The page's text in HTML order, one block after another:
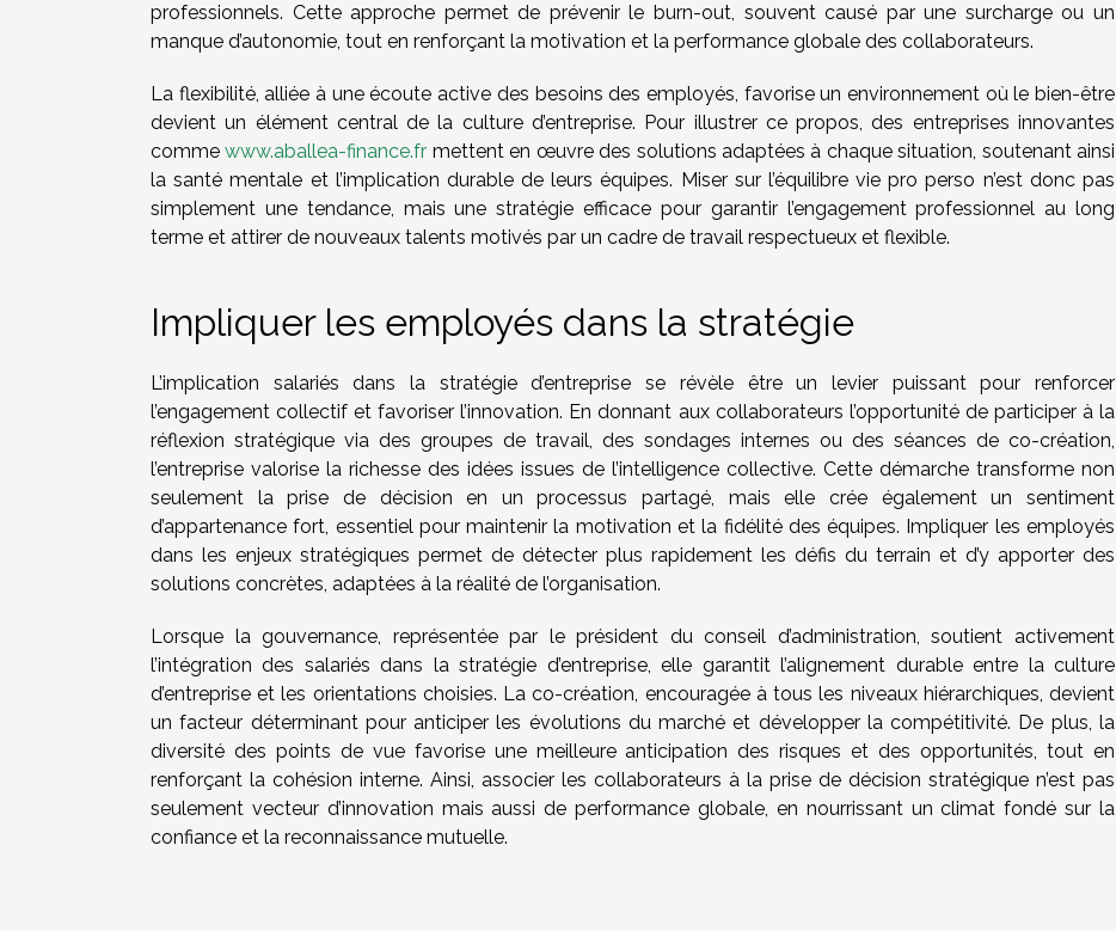
professionnels. Cette approche permet de prévenir le burn-out, souvent causé par une surcharge ou un
manque d’autonomie, tout en renforçant la motivation et la performance globale des collaborateurs.
La flexibilité, alliée à une écoute active des besoins des employés, favorise un environnement où le bien-être
devient un élément central de la culture d’entreprise. Pour illustrer ce propos, des entreprises innovantes
commewww.aballea-finance.fr mettent en œuvre des solutions adaptées à chaque situation, soutenant ainsi
la santé mentale et l’implication durable de leurs équipes. Miser sur l’équilibre vie pro perso n’est donc pas
simplement une tendance, mais une stratégie efficace pour garantir l’engagement professionnel au long
terme et attirer de nouveaux talents motivés par un cadre de travail respectueux et flexible.
Impliquer les employés dans la stratégie
L’implication salariés dans la stratégie d’entreprise se révèle être un levier puissant pour renforcer
l’engagement collectif et favoriser l’innovation. En donnant aux collaborateurs l’opportunité de participer à la
réflexion stratégique via des groupes de travail, des sondages internes ou des séances de co-création,
l’entreprise valorise la richesse des idées issues de l’intelligence collective. Cette démarche transforme non
seulement la prise de décision en un processus partagé, mais elle crée également un sentiment
d’appartenance fort, essentiel pour maintenir la motivation et la fidélité des équipes. Impliquer les employés
dans les enjeux stratégiques permet de détecter plus rapidement les défis du terrain et d’y apporter des
solutions concrètes, adaptées à la réalité de l’organisation.
Lorsque la gouvernance, représentée par le président du conseil d’administration, soutient activement
l’intégration des salariés dans la stratégie d’entreprise, elle garantit l’alignement durable entre la culture
d’entreprise et les orientations choisies. La co-création, encouragée à tous les niveaux hiérarchiques, devient
un facteur déterminant pour anticiper les évolutions du marché et développer la compétitivité. De plus, la
diversité des points de vue favorise une meilleure anticipation des risques et des opportunités, tout en
renforçant la cohésion interne. Ainsi, associer les collaborateurs à la prise de décision stratégique n’est pas
seulement vecteur d’innovation mais aussi de performance globale, en nourrissant un climat fondé sur la
confiance et la reconnaissance mutuelle.